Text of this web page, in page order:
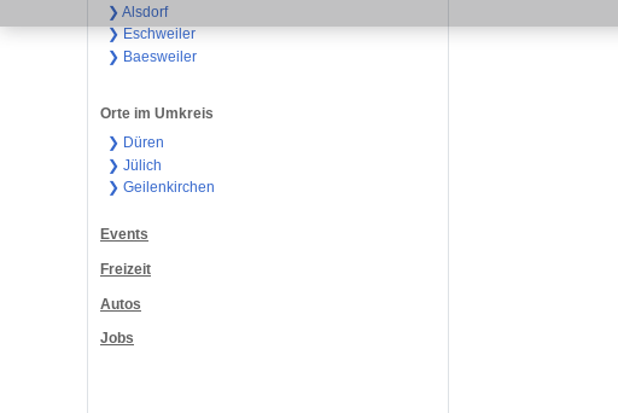
❯ Alsdorf
❯ Eschweiler
❯ Baesweiler
Orte im Umkreis
❯ Düren
❯ Jülich
❯ Geilenkirchen
Events
Freizeit
Autos
Jobs